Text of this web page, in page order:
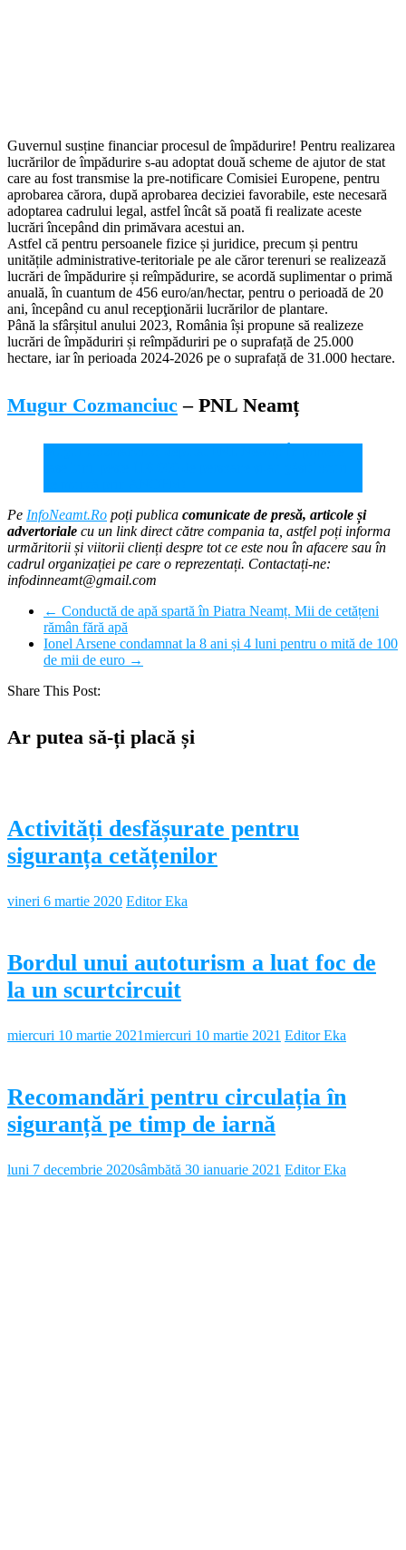
Guvernul susține financiar procesul de împădurire! Pentru realizarea
lucrărilor de împădurire s-au adoptat două scheme de ajutor de stat
care au fost transmise la pre-notificare Comisiei Europene, pentru
aprobarea cărora, după aprobarea deciziei favorabile, este necesară
adoptarea cadrului legal, astfel încât să poată fi realizate aceste
lucrări începând din primăvara acestui an.
Astfel că pentru persoanele fizice și juridice, precum și pentru
unitățile administrative-teritoriale pe ale căror terenuri se realizează
lucrări de împădurire și reîmpădurire, se acordă suplimentar o primă
anuală, în cuantum de 456 euro/an/hectar, pentru o perioadă de 20
ani, începând cu anul recepţionării lucrărilor de plantare.
Până la sfârșitul anului 2023, România își propune să realizeze
lucrări de împăduriri și reîmpăduriri pe o suprafață de 25.000
hectare, iar în perioada 2024-2026 pe o suprafață de 31.000 hectare.
Mugur Cozmanciuc – PNL Neamț
Pe InfoNeamt.Ro poți publica comunicate de presă, articole și
advertoriale cu un link direct către compania ta, astfel poți informa
urmăritorii și viitorii clienți despre tot ce este nou în afacere sau în
cadrul organizației pe care o reprezentați. Contactați-ne:
infodinneamt@gmail.com
← Conductă de apă spartă în Piatra Neamț. Mii de cetățeni
rămân fără apă
Ionel Arsene condamnat la 8 ani și 4 luni pentru o mită de 100
de mii de euro →
Share This Post:
Ar putea să-ți placă și
Activități desfășurate pentru
siguranța cetățenilor
vineri 6 martie 2020 Editor Eka
Bordul unui autoturism a luat foc de
la un scurtcircuit
miercuri 10 martie 2021miercuri 10 martie 2021 Editor Eka
Recomandări pentru circulația în
siguranță pe timp de iarnă
luni 7 decembrie 2020sâmbătă 30 ianuarie 2021 Editor Eka